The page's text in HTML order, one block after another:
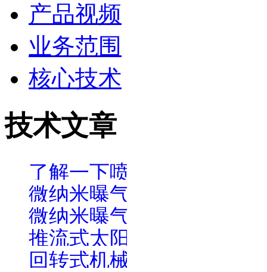
产品视频
业务范围
核心技术
技术文章
了解一下喷泉曝气机在水
微纳米曝气机能够对现实
微纳米曝气机也是可以为
推流式太阳能曝气机
回转式机械格栅振动是什